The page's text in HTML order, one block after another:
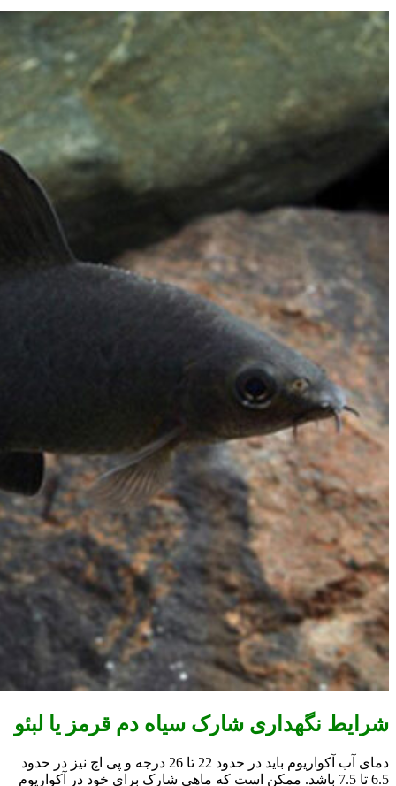
شرایط نگهداری شارک سیاه دم قرمز یا لبئو
دمای آب آکواریوم باید در حدود 22 تا 26 درجه و پی اچ نیز در حدود
6.5 تا 7.5 باشد. ممکن است که ماهی شارک برای خود در آکواریوم